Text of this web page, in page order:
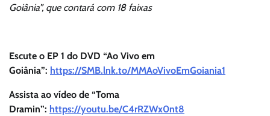
Goiânia”, que contará com 18 faixas
Escute o EP 1 do DVD “Ao Vivo em
Goiânia”: https://SMB.lnk.to/MMAoVivoEmGoiania1
Assista ao vídeo de “Toma
Dramin”: https://youtu.be/C4rRZWx0nt8